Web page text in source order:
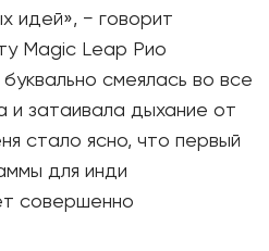
идей», − говорит
Magic Leap Рио
смеялась во все
и затаивала дыхание от
стало ясно, что первый
для инди
совершенно